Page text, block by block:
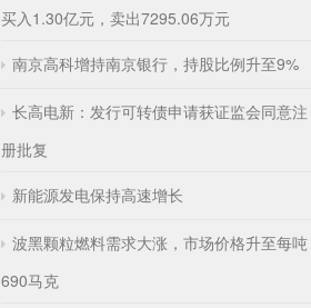
买入1.30亿元，卖出7295.06万元
南京高科增持南京银行，持股比例升至9%
长高电新：发行可转债申请获证监会同意注
册批复
新能源发电保持高速增长
波黑颗粒燃料需求大涨，市场价格升至每吨
690马克